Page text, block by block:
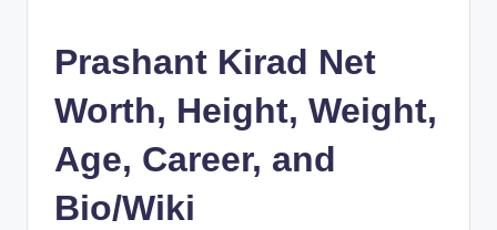
Prashant Kirad Net
Worth, Height, Weight,
Age, Career, and
Bio/Wiki